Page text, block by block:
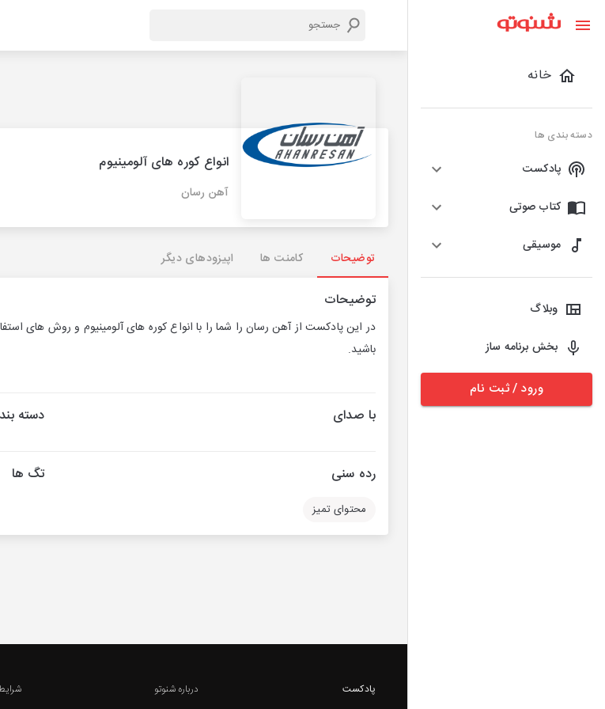
خانه
دسته بندی ها
پادکست
کتاب صوتی
موسیقی
وبلاگ
بخش برنامه ساز
ورود / ثبت نام
انواع کوره های آلومینیوم
آهن رسان
توضیحات کامنت ها اپیزودهای دیگر
توضیحات
در این پادکست از آهن رسان را شما را با انواع کوره های آلومینیوم و روش های
باشید.
با صدای دسته
رده سنی
محتوای تمیز
تگ ها
پادکست
درباره شنوتو